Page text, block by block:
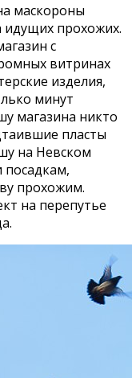
маскороны
идущих прохожих.
с
витринах
изделия,
минут
магазина никто
пласты
на Невском
посадкам,
прохожим.
на перепутье